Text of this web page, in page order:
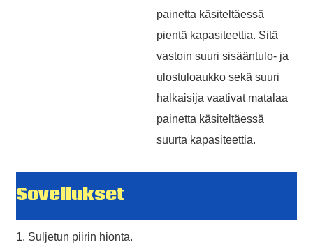
painetta käsiteltäessä
pientä kapasiteettia. Sitä
vastoin suuri sisääntulo- ja
ulostuloaukko sekä suuri
halkaisija vaativat matalaa
painetta käsiteltäessä
suurta kapasiteettia.
Sovellukset
1. Suljetun piirin hionta.